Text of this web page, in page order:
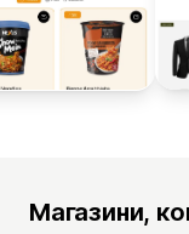
Магазини,